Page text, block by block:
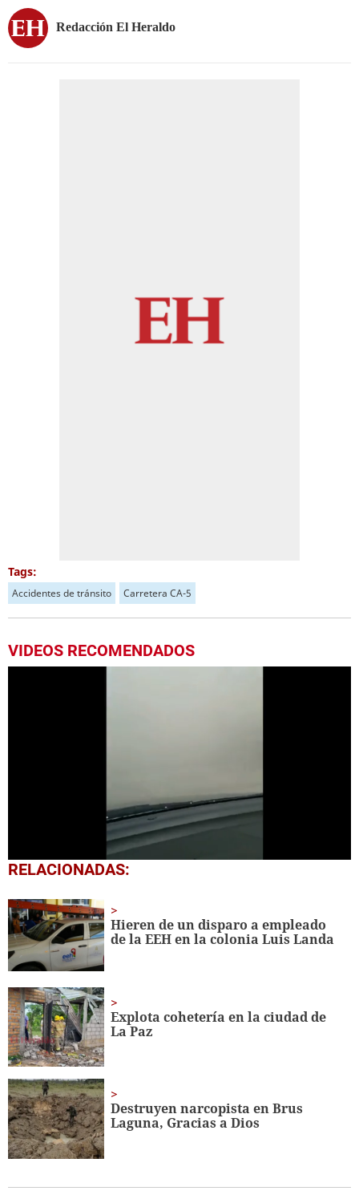
Redacción El Heraldo
Tags:
Accidentes de tránsito Carretera CA-5
VIDEOS RECOMENDADOS
0
seconds
1
minute,
6
seconds
RELACIONADAS:
Hieren de un disparo a empleado
de la EEH en la colonia Luis Landa
Explota cohetería en la ciudad de
La Paz
Destruyen narcopista en Brus
Laguna, Gracias a Dios